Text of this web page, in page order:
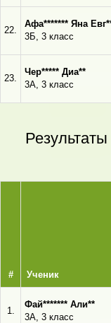
22.
Афа******* Яна
3Б, 3 класс
23.
Чер***** Диа**
3А, 3 класс
# Ученик
1.
Фай******* Али**
3А, 3 класс